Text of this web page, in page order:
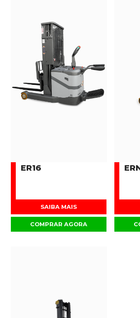
ER16
SAIBA MAIS
COMPRAR AGORA